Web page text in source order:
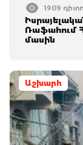
1909
Ռաֆահում
մասին
Աշխարհ